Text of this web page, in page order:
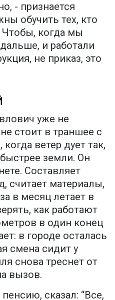
- признается
обучить тех, кто
Чтобы, когда мы
и работали
не приказ, это
уже не
стоит в траншее с
ветер дует так,
земли. Он
Составляет
считает материалы,
в месяц летает в
как работают
в один конец
в городе осталась
смена сидит у
снова треснет от
вызов.
сказал: “Все,